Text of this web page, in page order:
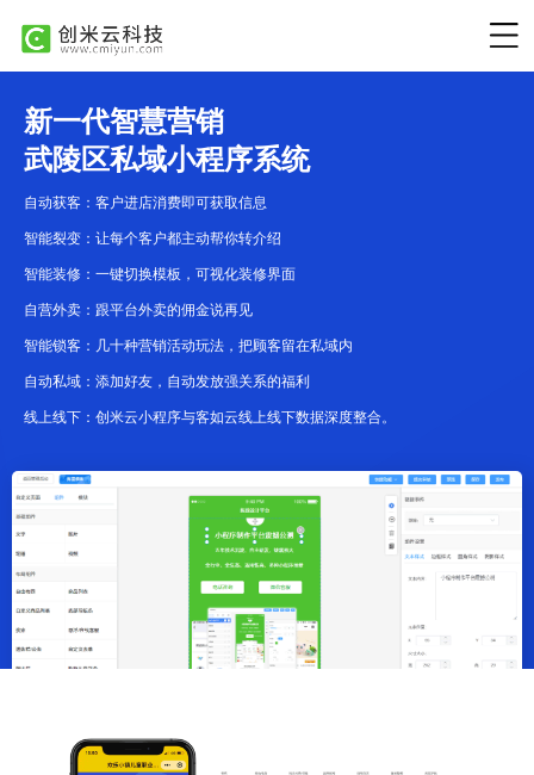
新一代智慧营销
武陵区私域小程序系统
自动获客：客户进店消费即可获取信息
智能裂变：让每个客户都主动帮你转介绍
智能装修：一键切换模板，可视化装修界面
自营外卖：跟平台外卖的佣金说再见
智能锁客：几十种营销活动玩法，把顾客留在私域内
自动私域：添加好友，自动发放强关系的福利
线上线下：创米云小程序与客如云线上线下数据深度整合。